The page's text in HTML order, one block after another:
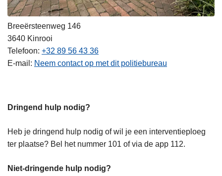
Breeërsteenweg 146
3640 Kinrooi
Telefoon +32 89 56 43 36
E-mail
Neem contact op met dit politiebureau
Dringend hulp nodig?
Heb je dringend hulp nodig of wil je een interventieploeg
ter plaatse? Bel het nummer 101 of via de app 112.
Niet-dringende hulp nodig?